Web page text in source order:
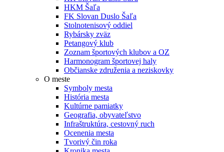
HKM Šaľa
FK Slovan Duslo Šaľa
Stolnotenisový oddiel
Rybársky zväz
Petangový klub
Zoznam športových klubov a OZ
Harmonogram športovej haly
Občianske združenia a neziskovky
O meste
Symboly mesta
História mesta
Kultúrne pamiatky
Geografia, obyvateľstvo
Infraštruktúra, cestovný ruch
Ocenenia mesta
Tvorivý čin roka